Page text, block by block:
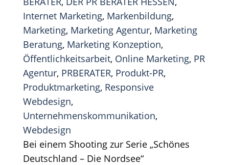
Internet Marketing, Markenbildung,
Marketing, Marketing Agentur, Marketing
Beratung, Marketing Konzeption,
Öffentlichkeitsarbeit, Online Marketing, PR
Agentur, PRBERATER, Produkt-PR,
Produktmarketing, Responsive
Webdesign,
Unternehmenskommunikation,
Webdesign
Bei einem Shooting zur Serie „Schönes
Deutschland – Die Nordsee“